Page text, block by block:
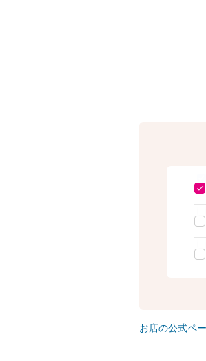
お店の公式ペ